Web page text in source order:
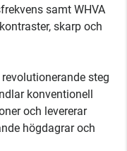
samt WHVA
skarp och
steg
konventionell
och levererar
högdagrar och